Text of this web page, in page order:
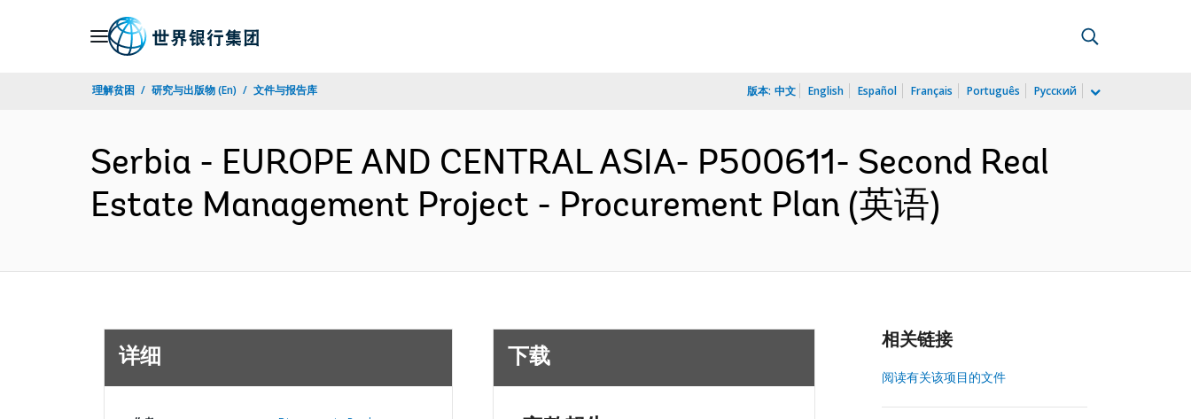
理解贫困 研究与出版物 (En) 文件与报告库 版本: 中文 English Español Français Português Русский
Serbia - EUROPE AND CENTRAL ASIA- P500611- Second Real
Estate Management Project - Procurement Plan (英语)
详细 下载
相关链接
阅读有关该项目的文件